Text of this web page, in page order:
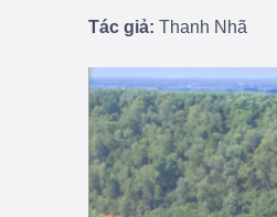
Tác giả: Thanh Nhã